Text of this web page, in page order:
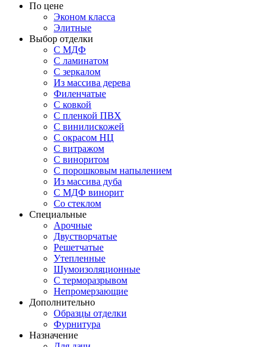
По цене
Эконом класса
Элитные
Выбор отделки
С МДФ
С ламинатом
С зеркалом
Из массива дерева
Филенчатые
С ковкой
С пленкой ПВХ
С винилискожей
С окрасом НЦ
С витражом
С виноритом
С порошковым напылением
Из массива дуба
С МДФ винорит
Со стеклом
Специальные
Арочные
Двустворчатые
Решетчатые
Утепленные
Шумоизоляционные
С терморазрывом
Непромерзающие
Дополнительно
Образцы отделки
Фурнитура
Назначение